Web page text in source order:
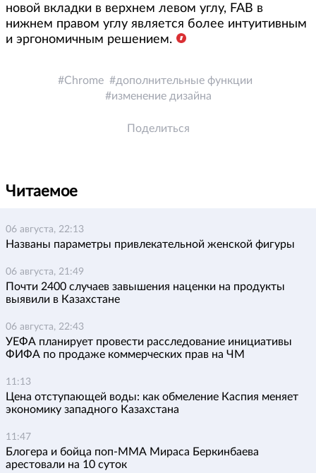
новой вкладки в верхнем левом углу, FAB в
нижнем правом углу является более интуитивным
и эргономичным решением.
Chrome
дополнительные функции
изменение дизайна
Поделиться
Читаемое
06 августа, 22:13
Названы параметры привлекательной женской фигуры
06 августа, 21:49
Почти 2400 случаев завышения наценки на продукты
выявили в Казахстане
06 августа, 22:43
УЕФА планирует провести расследование инициативы
ФИФА по продаже коммерческих прав на ЧМ
11:13
Цена отступающей воды: как обмеление Каспия меняет
экономику западного Казахстана
11:47
Блогера и бойца поп-ММА Мираса Беркинбаева
арестовали на 10 суток